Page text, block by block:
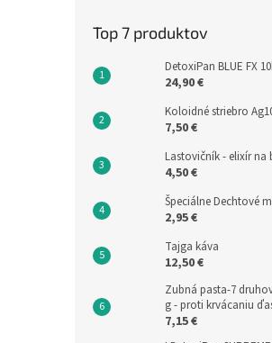
Top 7 produktov
DetoxiPan BLUE FX
24,90 €
Koloidné striebro
7,50 €
Lastovičník - elixír na
4,50 €
Špeciálne Dechtové
2,95 €
Tajga káva
12,50 €
Zubná pasta-7
g - proti krvácaniu
7,15 €